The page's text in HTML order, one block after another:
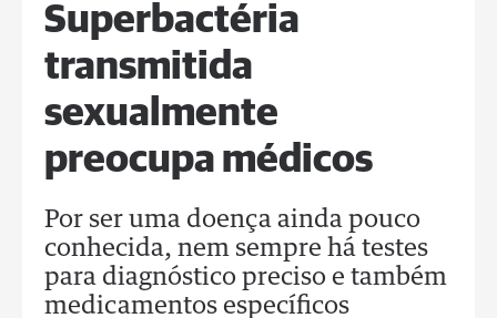
Superbactéria
transmitida
sexualmente
preocupa médicos
Por ser uma doença ainda pouco
conhecida, nem sempre há testes
para diagnóstico preciso e também
medicamentos específicos